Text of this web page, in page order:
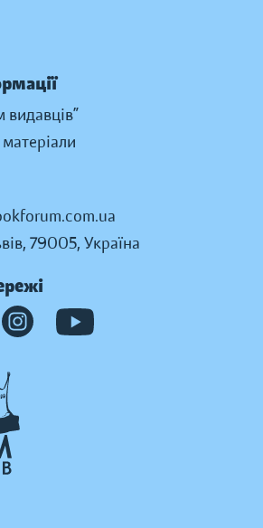
79005, Україна